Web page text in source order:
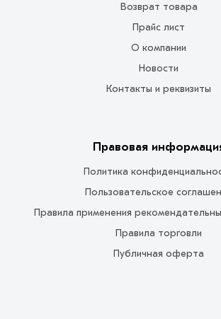
Возврат товара
Прайс лист
О компании
Новости
Контакты и реквизиты
Правовая
Политика
Пользовательское
Правила применения
Правила торговли
Публичная оферта